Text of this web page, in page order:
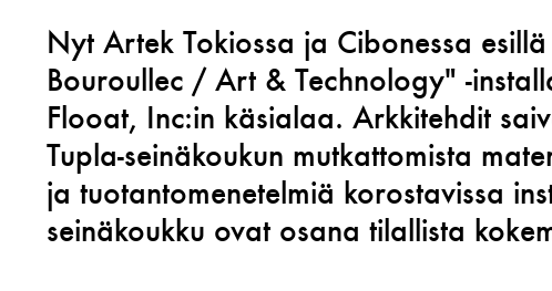
Nyt Artek Tokiossa ja Cibonessa
Bouroullec / Art & Technology" -
Flooat, Inc:in käsialaa. Arkkitehdit
Tupla-seinäkoukun mutkattomista
ja tuotantomenetelmiä korostavissa
seinäkoukku ovat osana tilallista